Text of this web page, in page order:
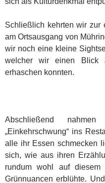
Schließlich kehrten wir zur
am Ortsausgang von
wir noch eine kleine
welcher wir einen Blick
erhaschen konnten.
Abschließend
„Einkehrschwung“ ins
alle ihr Essen schmecken
sich, wie aus ihren
rundum wohl auf diesem
Grünnuancen erblühte.